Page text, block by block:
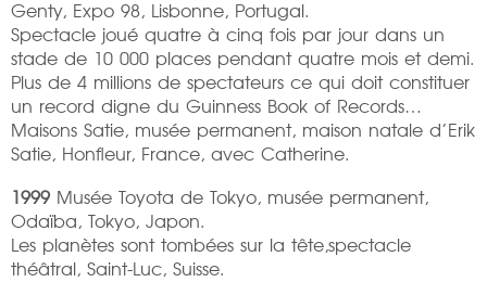
Genty, Expo 98, Lisbonne, Portugal.
Spectacle joué quatre à cinq fois par jour dans un
stade de 10 000 places pendant quatre mois et demi.
Plus de 4 millions de spectateurs ce qui doit constituer
un record digne du Guinness Book of Records…
Maisons Satie, musée permanent, maison natale d’Erik
Satie, Honfleur, France, avec Catherine.
1999 Musée Toyota de Tokyo, musée permanent,
Odaïba, Tokyo, Japon.
Les planètes sont tombées sur la tête,spectacle
théâtral, Saint-Luc, Suisse.